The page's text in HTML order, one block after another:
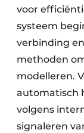
voor
systeem
verbinding
methoden
modelleren.
automatisch
volgens
signaleren